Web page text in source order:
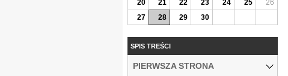
20
21 22 23 24 25
26
27
28 29 30
SPIS TREŚCI
PIERWSZA STRONA